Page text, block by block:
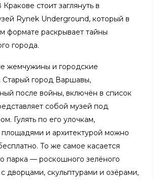
стоит заглянуть в
Rynek Underground, который в
формате раскрывает тайны
города.
жемчужины и городские
Старый город Варшавы,
после войны, включён в список
собой музей под
Гулять по его улочкам,
площадями и архитектурой можно
То же самое касается
парка — роскошного зелёного
дворцами, скульптурами и озёрами,